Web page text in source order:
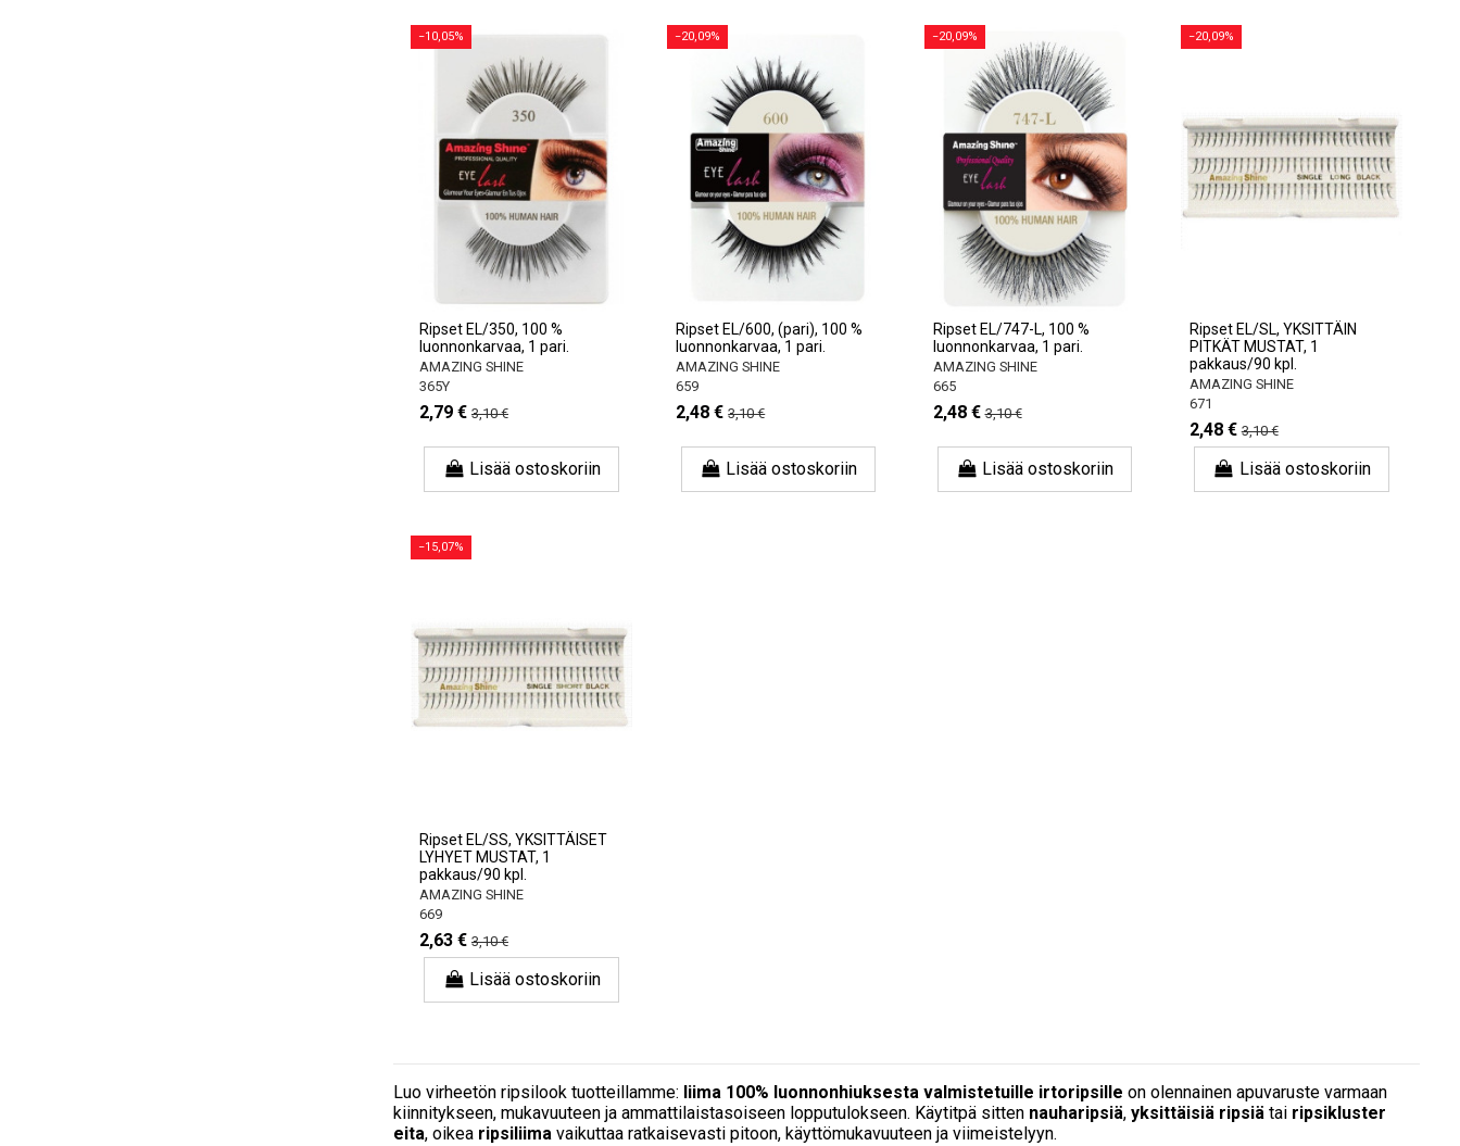
−10,05%
Ripset EL/350, 100 %
luonnonkarvaa, 1 pari.
AMAZING SHINE
365Y
2,79 € 3,10 €
Lisää ostoskoriin
−20,09%
Ripset EL/600, (pari), 100 %
luonnonkarvaa, 1 pari.
AMAZING SHINE
659
2,48 € 3,10 €
Lisää ostoskoriin
−20,09%
Ripset EL/747-L, 100 %
luonnonkarvaa, 1 pari.
AMAZING SHINE
665
2,48 € 3,10 €
Lisää ostoskoriin
−20,09%
Ripset EL/SL, YKSITTÄIN
PITKÄT MUSTAT, 1
pakkaus/90 kpl.
AMAZING SHINE
671
2,48 € 3,10 €
Lisää ostoskoriin
−15,07%
Ripset EL/SS, YKSITTÄISET
LYHYET MUSTAT, 1
pakkaus/90 kpl.
AMAZING SHINE
669
2,63 € 3,10 €
Lisää ostoskoriin
Luo virheetön ripsilook tuotteillamme: liima 100% luonnonhiuksesta valmistetuille irtoripsille on olennainen apuvaruste varmaan
kiinnitykseen, mukavuuteen ja ammattilaistasoiseen lopputulokseen. Käytitpä sitten nauharipsiä, yksittäisiä ripsiä tai ripsikluster
eita, oikea ripsiliima vaikuttaa ratkaisevasti pitoon, käyttömukavuuteen ja viimeistelyyn.